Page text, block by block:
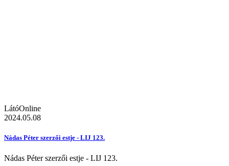
LátóOnline
2024.05.08
Nádas Péter szerzői estje - LIJ 123.
Nádas Péter szerzői estje - LIJ 123.